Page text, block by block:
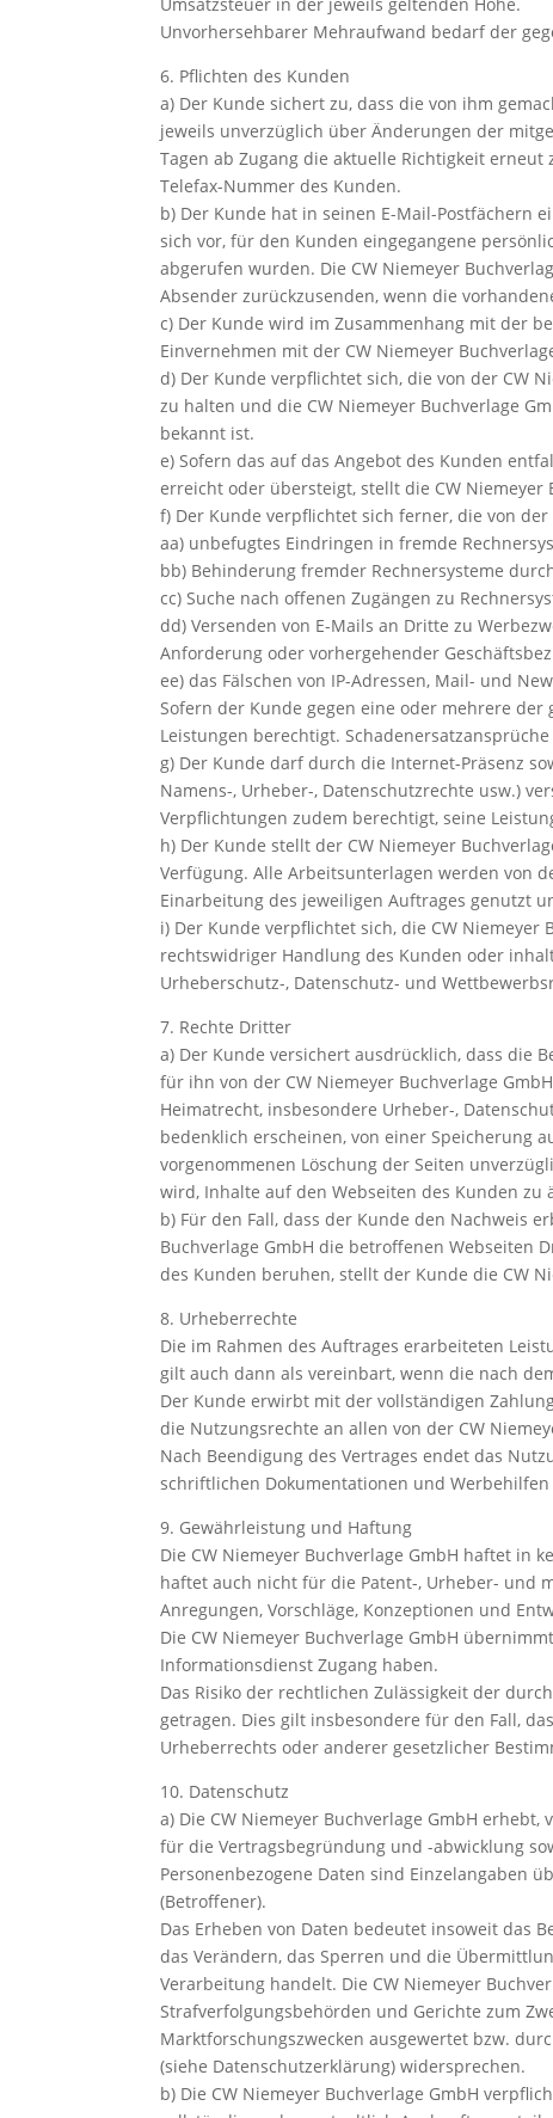
Unvorhersehbarer Mehraufwand bedarf der
6. Pflichten des Kunden
a) Der Kunde sichert zu, dass die von ihm
jeweils unverzüglich über Änderungen der
Tagen ab Zugang die aktuelle Richtigkeit
Telefax-Nummer des Kunden.
b) Der Kunde hat in seinen E-Mail-Postfächern
sich vor, für den Kunden eingegangene
abgerufen wurden. Die CW Niemeyer
Absender zurückzusenden, wenn die
c) Der Kunde wird im Zusammenhang mit der
Einvernehmen mit der CW Niemeyer
d) Der Kunde verpflichtet sich, die von der CW
zu halten und die CW Niemeyer Buchverlage
bekannt ist.
e) Sofern das auf das Angebot des Kunden
erreicht oder übersteigt, stellt die CW
f) Der Kunde verpflichtet sich ferner, die von
aa) unbefugtes Eindringen in fremde
bb) Behinderung fremder Rechnersysteme
cc) Suche nach offenen Zugängen zu
dd) Versenden von E-Mails an Dritte zu
Anforderung oder vorhergehender
ee) das Fälschen von IP-Adressen, Mail- und
Sofern der Kunde gegen eine oder mehrere
Leistungen berechtigt.
g) Der Kunde darf durch die Internet-Präsenz
Namens-, Urheber-, Datenschutzrechte usw.)
Verpflichtungen zudem berechtigt, seine
h) Der Kunde stellt der CW Niemeyer
Verfügung. Alle Arbeitsunterlagen werden von
Einarbeitung des jeweiligen Auftrages genutzt
i) Der Kunde verpflichtet sich, die CW
rechtswidriger Handlung des Kunden oder
Urheberschutz-, Datenschutz- und
7. Rechte Dritter
a) Der Kunde versichert ausdrücklich, dass die
für ihn von der CW Niemeyer Buchverlage
Heimatrecht, insbesondere Urheber-,
bedenklich erscheinen, von einer Speicherung
vorgenommenen Löschung der Seiten
wird, Inhalte auf den Webseiten des Kunden
b) Für den Fall, dass der Kunde den Nachweis
Buchverlage GmbH die betroffenen Webseiten
des Kunden beruhen, stellt der Kunde die CW
8. Urheberrechte
Die im Rahmen des Auftrages erarbeiteten
gilt auch dann als vereinbart, wenn die nach
Der Kunde erwirbt mit der vollständigen
die Nutzungsrechte an allen von der CW
Nach Beendigung des Vertrages endet das
schriftlichen Dokumentationen und
9. Gewährleistung und Haftung
Die CW Niemeyer Buchverlage GmbH haftet in
haftet auch nicht für die Patent-, Urheber- und
Anregungen, Vorschläge, Konzeptionen und
Die CW Niemeyer Buchverlage GmbH
Informationsdienst Zugang haben.
Das Risiko der rechtlichen Zulässigkeit der
getragen. Dies gilt insbesondere für den Fall,
Urheberrechts oder anderer gesetzlicher
10. Datenschutz
a) Die CW Niemeyer Buchverlage GmbH
für die Vertragsbegründung und -abwicklung
Personenbezogene Daten sind Einzelangaben
(Betroffener).
Das Erheben von Daten bedeutet insoweit das
das Verändern, das Sperren und die
Verarbeitung handelt. Die CW Niemeyer
Strafverfolgungsbehörden und Gerichte zum
Marktforschungszwecken ausgewertet bzw.
(siehe Datenschutzerklärung) widersprechen.
b) Die CW Niemeyer Buchverlage GmbH